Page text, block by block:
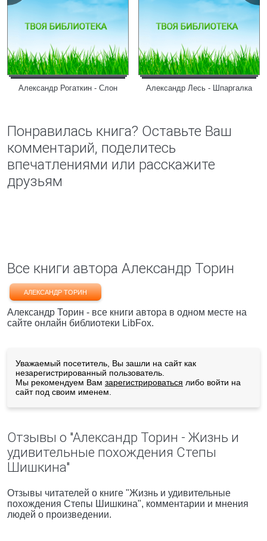
Александр Рогаткин - Слон Александр Лесь - Шпаргалка
Понравилась книга? Оставьте Ваш
комментарий, поделитесь
впечатлениями или расскажите
друзьям
Все книги автора Александр Торин
АЛЕКСАНДР ТОРИН
Александр Торин - все книги автора в одном месте на
сайте онлайн библиотеки LibFox.
Уважаемый посетитель, Вы зашли на сайт как
незарегистрированный пользователь.
Мы рекомендуем Вам зарегистрироваться либо войти на
сайт под своим именем.
Отзывы о "Александр Торин - Жизнь и
удивительные похождения Степы
Шишкина"
Отзывы читателей о книге "Жизнь и удивительные
похождения Степы Шишкина", комментарии и мнения
людей о произведении.